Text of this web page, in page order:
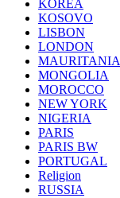
KOREA
KOSOVO
LISBON
LONDON
MAURITANIA
MONGOLIA
MOROCCO
NEW YORK
NIGERIA
PARIS
PARIS BW
PORTUGAL
Religion
RUSSIA